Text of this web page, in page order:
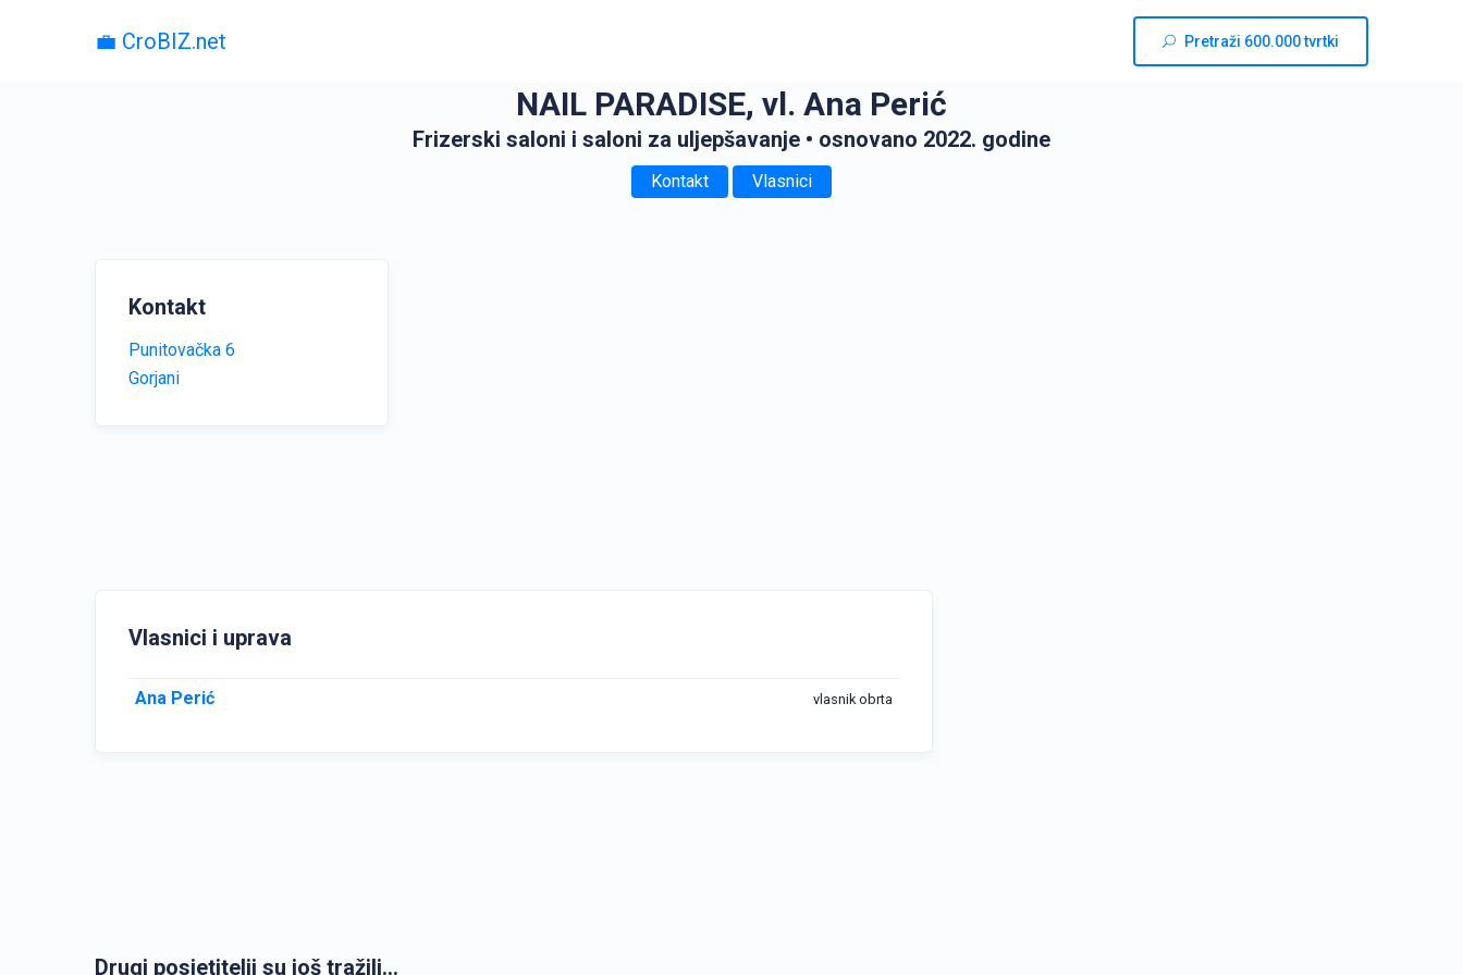
💼 CroBIZ.net Pretraži 600.000 tvrtki
NAIL PARADISE, vl. Ana Perić
Frizerski saloni i saloni za uljepšavanje • osnovano 2022. godine
Kontakt Vlasnici
Kontakt
Punitovačka 6
Gorjani
Vlasnici i uprava
Ana Perić vlasnik obrta
Drugi posjetitelji su još tražili...